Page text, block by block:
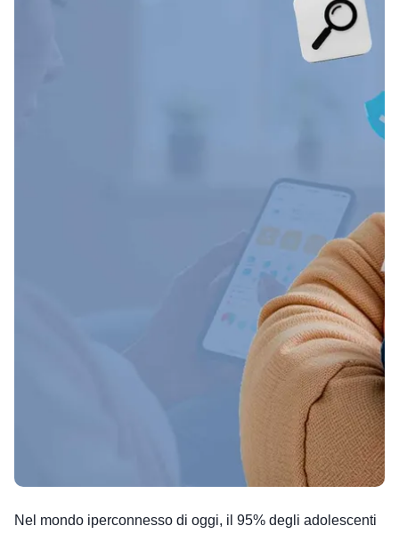
Nel mondo iperconnesso di oggi, il 95% degli adolescenti